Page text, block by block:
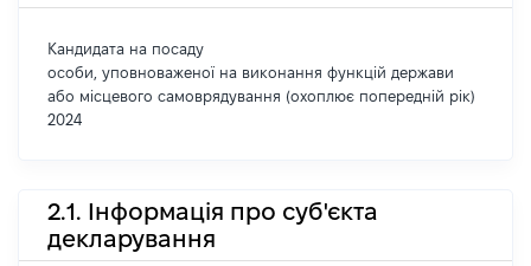
Кандидата на посаду
особи, уповноваженої на виконання функцій держави
або місцевого самоврядування (охоплює попередній рік)
2024
2.1. Інформація про суб'єкта
декларування